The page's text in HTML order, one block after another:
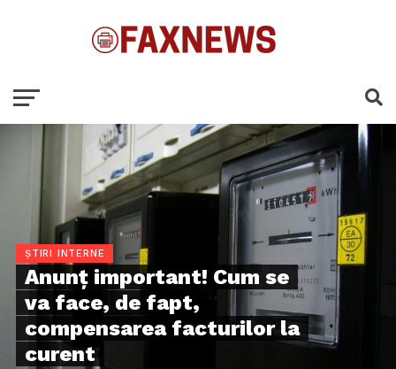
ȘTIRI INTERNE
Anunț important! Cum se
va face, de fapt,
compensarea facturilor la
curent